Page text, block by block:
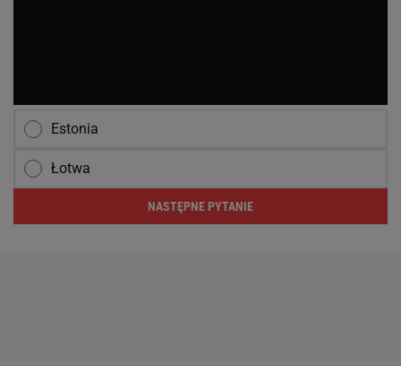
Estonia
Łotwa
NASTĘPNE PYTANIE